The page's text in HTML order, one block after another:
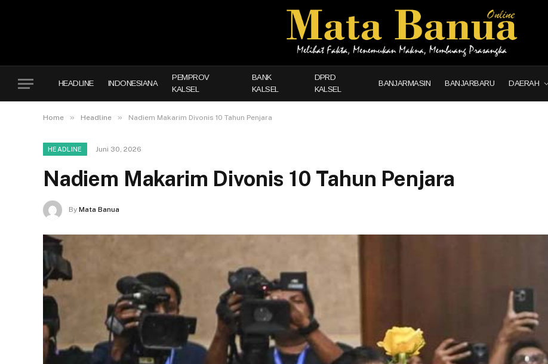
HEADLINE INDONESIANA
PEMPROV
KALSEL
BANK
KALSEL
DPRD
KALSEL
BANJARMASIN BANJARBARU DAERAH
Home » Headline » Nadiem Makarim Divonis 10 Tahun Penjara
HEADLINE Juni 30, 2026
Nadiem Makarim Divonis 10 Tahun Penjara
By Mata Banua